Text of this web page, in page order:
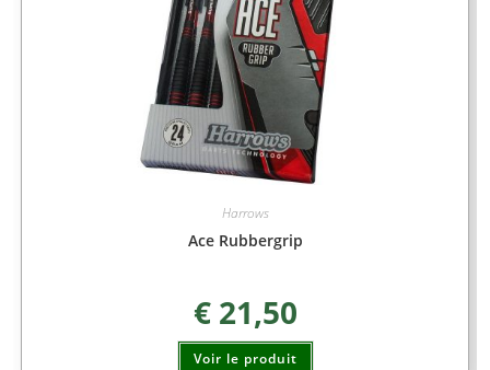
Harrows
Ace Rubbergrip
€21,50
Voir le produit